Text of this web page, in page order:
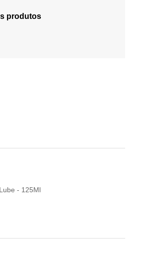
produtos
- 125Ml